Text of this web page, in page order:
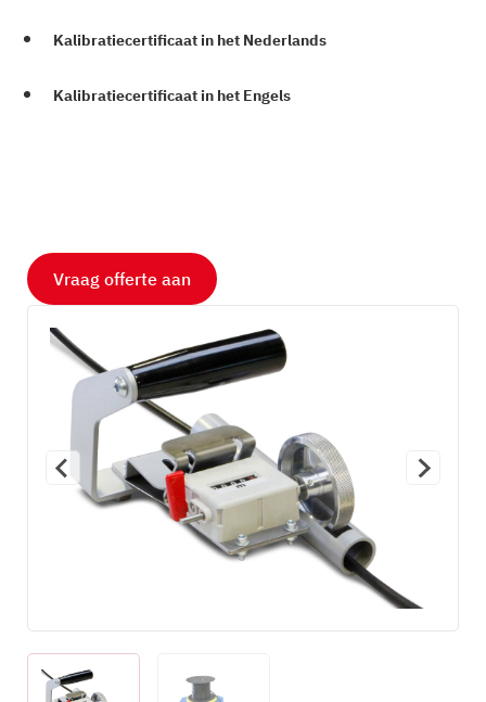
Kalibratiecertificaat in het Nederlands
Kalibratiecertificaat in het Engels
Vraag offerte aan